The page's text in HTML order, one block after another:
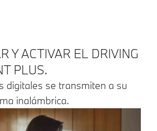
Y ACTIVAR EL DRIVING
PLUS.
digitales se transmiten a su
inalámbrica.